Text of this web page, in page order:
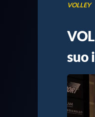
VOLLEY
suo